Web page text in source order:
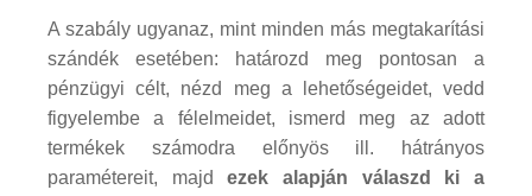
A szabály ugyanaz, mint minden más megtakarítási
szándék esetében: határozd meg pontosan a
pénzügyi célt, nézd meg a lehetőségeidet, vedd
figyelembe a félelmeidet, ismerd meg az adott
termékek számodra előnyös ill. hátrányos
paramétereit, majdezek alapján válaszd ki a